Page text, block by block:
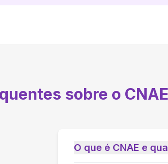
sobre o CNAE
O que é CNAE e